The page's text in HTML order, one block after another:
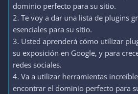
dominio perfecto para su sitio.
2. Te voy a dar una lista de plugins
esenciales para su sitio.
3. Usted aprenderá cómo utilizar
su exposición en Google, y para
redes sociales.
4. Va a utilizar herramientas
encontrar el dominio perfecto para